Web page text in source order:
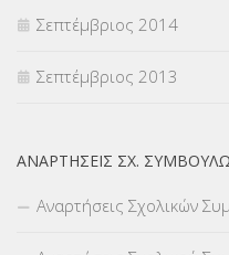
Σεπτέμβριος 2014
Σεπτέμβριος 2013
ΑΝΑΡΤΉΣΕΙΣ ΣΧ.
Αναρτήσεις Σχολικών